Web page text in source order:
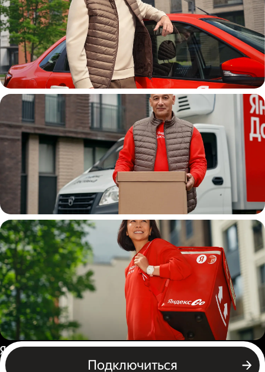
Автокурьер
Водитель
грузовой машины
Пеший курьер
Подключиться
Россия